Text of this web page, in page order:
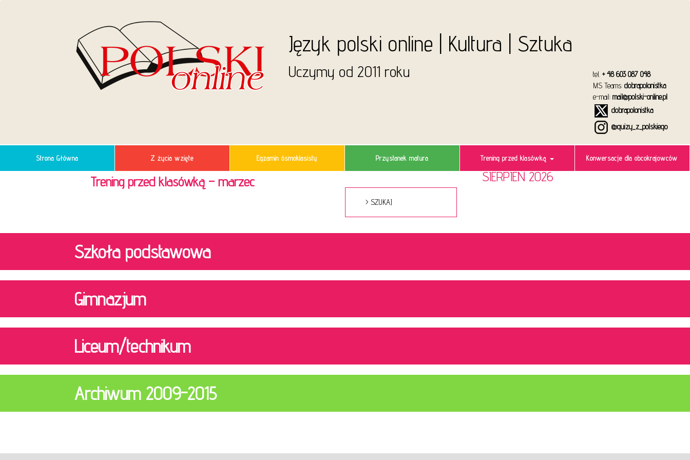
Język polski online | Kultura | Sztuka
Uczymy od 2011 roku tel. + 48 603 087 048
MS Teams: dobrapolonistka
e-mail: mail@polski-online.pl
dobrapolonistka
@quizy_z_polskiego
Strona Główna Z życia wzięte Egzamin ósmoklasisty Przystanek matura Trening przed klasówką Konwersacje dla obcokrajowców
Trening przed klasówką – marzec SIERPIEŃ 2026
Szkoła podstawowa
Gimnazjum
Liceum/technikum
Archiwum 2009-2015